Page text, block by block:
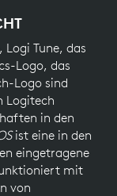
Tune, das
Logo, das
Logo sind
Logitech
in den
ist eine in den
eingetragene
mit
von